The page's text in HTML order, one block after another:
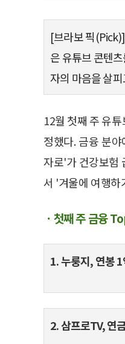
[브라보 픽
은 유튜브 콘텐
자의 마음을 살
12월 첫째 주 유
정했다. 금융 분
자로'가 건강보험
서 '겨울에 여행
ㆍ첫째 주 금융
1. 누룽지, 연봉
2. 삼프로TV, 연